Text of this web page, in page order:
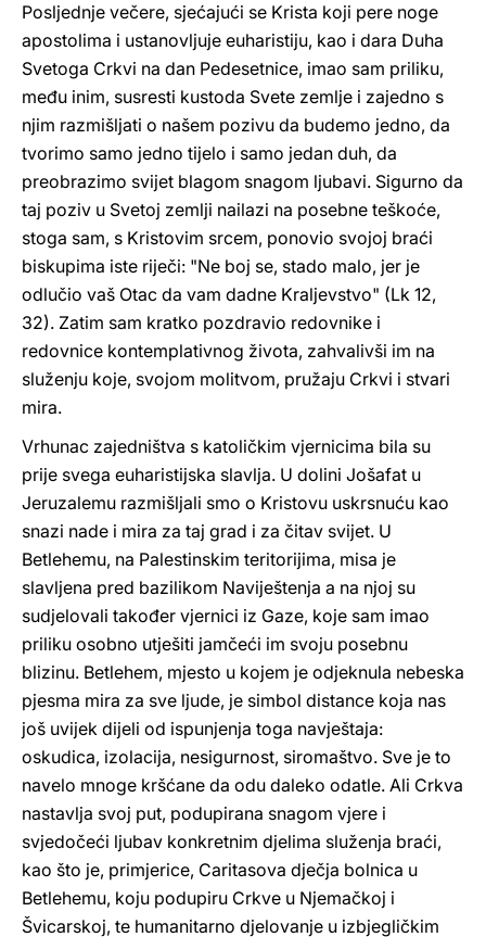
Posljednje večere, sjećajući se Krista koji pere noge
apostolima i ustanovljuje euharistiju, kao i dara Duha
Svetoga Crkvi na dan Pedesetnice, imao sam priliku,
među inim, susresti kustoda Svete zemlje i zajedno s
njim razmišljati o našem pozivu da budemo jedno, da
tvorimo samo jedno tijelo i samo jedan duh, da
preobrazimo svijet blagom snagom ljubavi. Sigurno da
taj poziv u Svetoj zemlji nailazi na posebne teškoće,
stoga sam, s Kristovim srcem, ponovio svojoj braći
biskupima iste riječi: "Ne boj se, stado malo, jer je
odlučio vaš Otac da vam dadne Kraljevstvo" (Lk 12,
32). Zatim sam kratko pozdravio redovnike i
redovnice kontemplativnog života, zahvalivši im na
služenju koje, svojom molitvom, pružaju Crkvi i stvari
mira.
Vrhunac zajedništva s katoličkim vjernicima bila su
prije svega euharistijska slavlja. U dolini Jošafat u
Jeruzalemu razmišljali smo o Kristovu uskrsnuću kao
snazi nade i mira za taj grad i za čitav svijet. U
Betlehemu, na Palestinskim teritorijima, misa je
slavljena pred bazilikom Naviještenja a na njoj su
sudjelovali također vjernici iz Gaze, koje sam imao
priliku osobno utješiti jamčeći im svoju posebnu
blizinu. Betlehem, mjesto u kojem je odjeknula nebeska
pjesma mira za sve ljude, je simbol distance koja nas
još uvijek dijeli od ispunjenja toga navještaja:
oskudica, izolacija, nesigurnost, siromaštvo. Sve je to
navelo mnoge kršćane da odu daleko odatle. Ali Crkva
nastavlja svoj put, podupirana snagom vjere i
svjedočeći ljubav konkretnim djelima služenja braći,
kao što je, primjerice, Caritasova dječja bolnica u
Betlehemu, koju podupiru Crkve u Njemačkoj i
Švicarskoj, te humanitarno djelovanje u izbjegličkim